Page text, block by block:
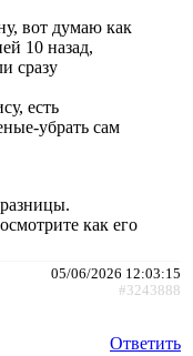
вот думаю как
10 назад,
сразу
есть
убрать сам
как его
05/06/2026 12:03:15
#3243888
Ответить